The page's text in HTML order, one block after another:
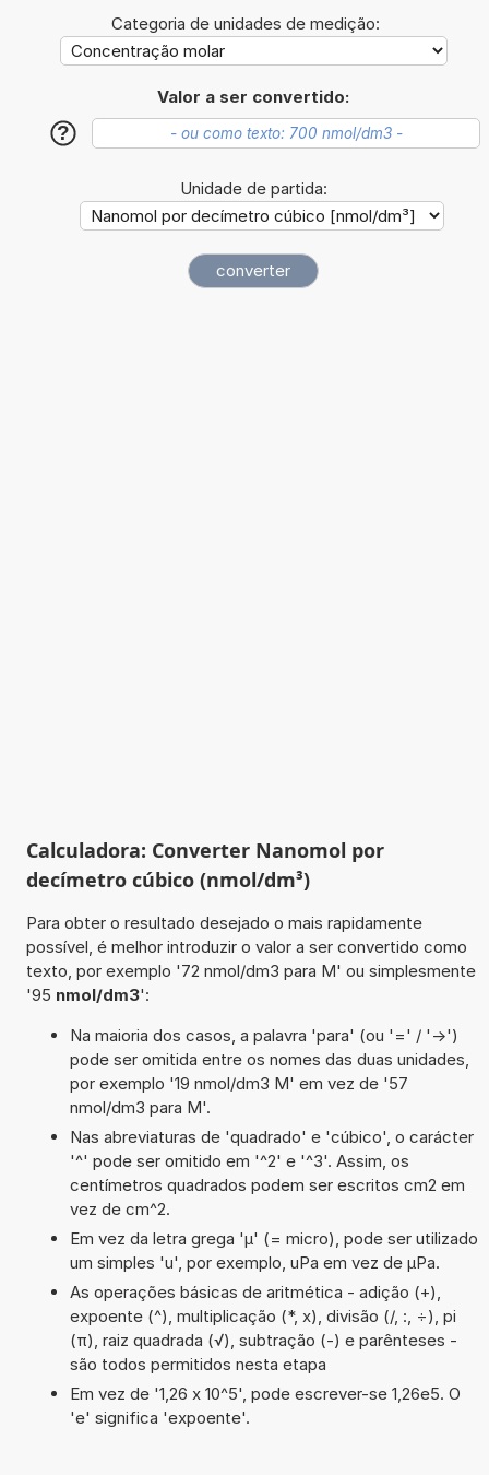
Categoria de unidades de medição:
Valor a ser convertido:
?
Unidade de partida:
Calculadora: Converter Nanomol por
decímetro cúbico (nmol/dm³)
Para obter o resultado desejado o mais rapidamente
possível, é melhor introduzir o valor a ser convertido como
texto, por exemplo '72 nmol/dm3 para M' ou simplesmente
'95 nmol/dm3':
Na maioria dos casos, a palavra 'para' (ou '=' / '->')
pode ser omitida entre os nomes das duas unidades,
por exemplo '19 nmol/dm3 M' em vez de '57
nmol/dm3 para M'.
Nas abreviaturas de 'quadrado' e 'cúbico', o carácter
'^' pode ser omitido em '^2' e '^3'. Assim, os
centímetros quadrados podem ser escritos cm2 em
vez de cm^2.
Em vez da letra grega 'µ' (= micro), pode ser utilizado
um simples 'u', por exemplo, uPa em vez de µPa.
As operações básicas de aritmética - adição (+),
expoente (^), multiplicação (*, x), divisão (/, :, ÷), pi
(π), raiz quadrada (√), subtração (-) e parênteses -
são todos permitidos nesta etapa
Em vez de '1,26 x 10^5', pode escrever-se 1,26e5. O
'e' significa 'expoente'.